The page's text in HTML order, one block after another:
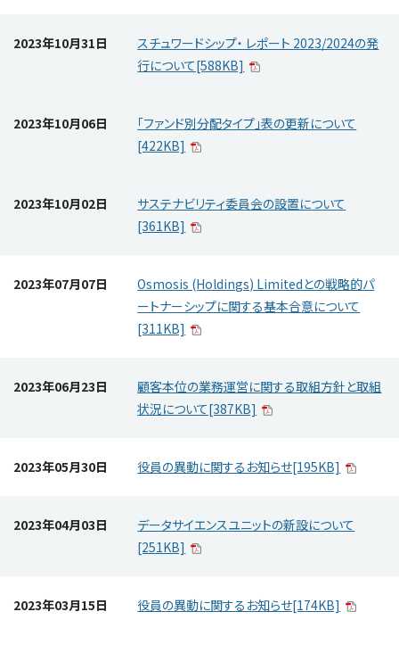
2023年10月31日
スチュワードシップ・ レポート 2023/2024の発
行について[588KB]
2023年10月06日
「ファンド別分配タイプ」表の更新について
[422KB]
2023年10月02日
サステナビリティ委員会の設置について
[361KB]
2023年07月07日
Osmosis (Holdings) Limitedとの戦略的パ
ートナーシップに関する基本合意について
[311KB]
2023年06月23日
顧客本位の業務運営に関する取組方針と取組
状況について[387KB]
2023年05月30日 役員の異動に関するお知らせ[195KB]
2023年04月03日
データサイエンスユニットの新設について
[251KB]
2023年03月15日 役員の異動に関するお知らせ[174KB]